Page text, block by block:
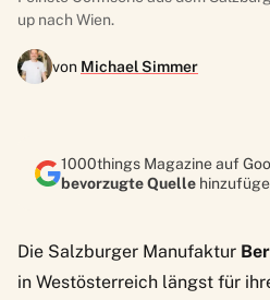
up nach Wien.
von Michael Simmer
1000things Magazine auf
bevorzugte Quelle
Die Salzburger Manufaktur
in Westösterreich längst für